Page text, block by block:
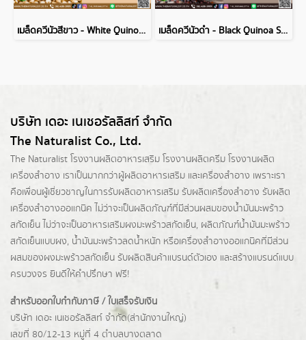
เมล็ดควีนัวสีขาว - White Quinoa Seed เมล็ดควีนัวดำ - Black Quinoa Seed
บริษัท เดอะ เนเชอรัลลิสท์ จำกัด
The Naturalist Co., Ltd.
The Naturalist โรงงานผลิตอาหารเสริม โรงงานผลิตครีม โรงงานผลิต
เครื่องสำอาง เราเป็นมากกว่าผู้ผลิตอาหารเสริม และเครื่องสำอาง เพราะเรา
คือเพื่อนผู้เชี่ยวชาญในการรับผลิตอาหารเสริม รับผลิตเครื่องสำอาง รับผลิต
เครื่องสำอางออแกนิค ไม่ว่าจะเป็นผลิตภัณฑ์ที่มีส่วนผสมของน้ำมันมะพร้าว
สกัดเย็น ไม่ว่าจะเป็นอาหารเสริมผงมะพร้าวสกัดเย็น, ผลิตภัณฑ์น้ำมันมะพร้าว
สกัดเย็นแบบผง, น้ำมันมะพร้าวลดน้ำหนัก หรือเครื่องสำอางออแกนิคที่มีส่วน
ผสมของผงมะพร้าวสกัดเย็น รับผลิตสินค้าแบรนด์ตัวเอง และสร้างแบรนด์แบบ
ครบวงจร ยินดีให้คำปรึกษา ฟรี!
สำหรับออกใบกำกับภาษี / ใบเสร็จรับเงิน
บริษัท เดอะ เนเชอรัลลิสท์ จำกัด(ส่านักงานใหญ่)
เลขที่ 80/12-13 หมู่ที่ 4 ตำบลบางตลาด